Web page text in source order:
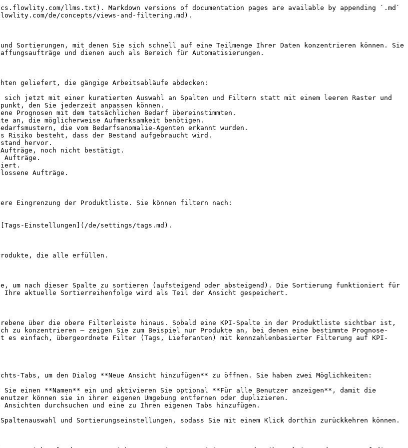
llms.txt). Markdown versions of documentation pages are available by appending `.md`
de/concepts/views-and-filtering.md).
Sortierungen, mit denen Sie sich schnell auf eine Teilmenge Ihrer Daten konzentrieren können. Sie
und dienen auch als Bereich für Automatisierungen.
geliefert, die gängige Arbeitsabläufe abdecken:
jetzt mit einer kuratierten Auswahl an Spalten und Filtern statt mit einem leeren Raster und
den Sie jederzeit anpassen können.
Prognosen mit dem tatsächlichen Bedarf übereinstimmten.
an, die möglicherweise Aufmerksamkeit benötigen.
die vom Bedarfsanomalie-Agenten erkannt wurden.
Risiko besteht, dass der Bestand aufgebraucht wird.
hervor.
Aufträge, noch nicht bestätigt.
Aufträge.
Aufträge.
Eingrenzung der Produktliste. Sie können filtern nach:
Einstellungen](/de/settings/tags.md).
die alle erfüllen.
um nach dieser Spalte zu sortieren (aufsteigend oder absteigend). Die Sortierung funktioniert für
aktuelle Sortierreihenfolge wird als Teil der Ansicht gespeichert.
über die obere Filterleiste hinaus. Sobald eine KPI-Spalte in der Produktliste sichtbar ist,
konzentrieren — zeigen Sie zum Beispiel nur Produkte an, bei denen eine bestimmte Prognose-
es einfach, übergeordnete Filter (Tags, Lieferanten) mit kennzahlenbasierter Filterung auf KPI-
Tabs, um den Dialog **Neue Ansicht hinzufügen** zu öffnen. Sie haben zwei Möglichkeiten:
einen **Namen** ein und aktivieren Sie optional **Für alle Benutzer anzeigen**, damit die
können sie in ihrer eigenen Umgebung entfernen oder duplizieren.
durchsuchen und eine zu Ihren eigenen Tabs hinzufügen.
und Sortierungseinstellungen, sodass Sie mit einem Klick dorthin zurückkehren können.